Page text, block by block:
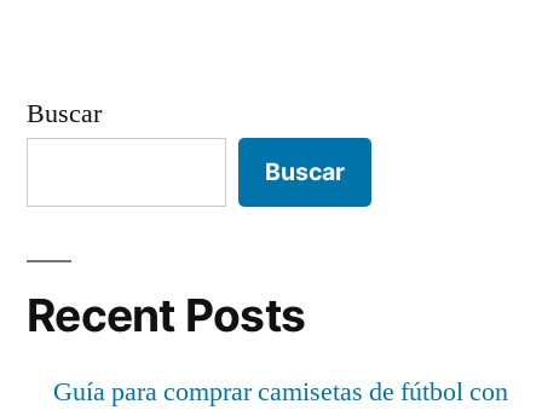
Buscar
Buscar
Recent Posts
Guía para comprar camisetas de fútbol con